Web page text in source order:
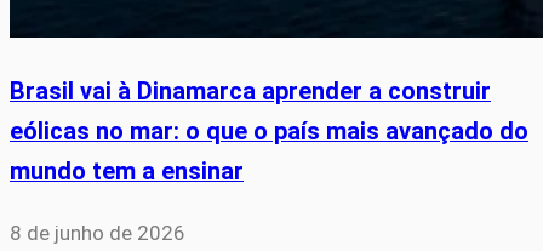
Brasil vai à Dinamarca aprender a construir
eólicas no mar: o que o país mais avançado do
mundo tem a ensinar
8 de junho de 2026